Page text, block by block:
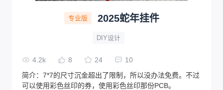
专业版 2025蛇年挂件
DIY设计
4.2k 8 24
10
简介： 7*7的尺寸沉金超出了限制，所以没办法免费。不过
可以使用彩色丝印的券，使用彩色丝印那份PCB。